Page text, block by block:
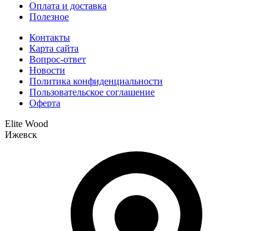
Оплата и доставка
Полезное
Контакты
Карта сайта
Вопрос-ответ
Новости
Политика конфиденциальности
Пользовательское соглашение
Оферта
Elite Wood
Ижевск